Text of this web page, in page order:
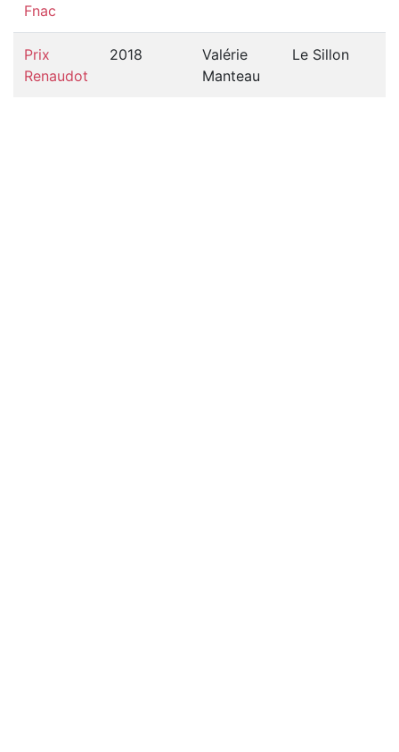
Fnac
Prix
Renaudot
2018
Valérie
Manteau
Le Sillon